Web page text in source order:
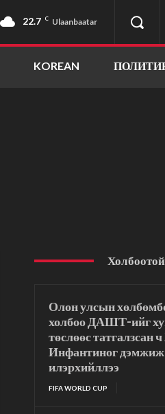
22.7 C Ulaanbaatar
KOREAN
Холбоотой
Олон улсын
холбоо ДАШТ-ийг
төслөөс татгалзсан
Инфантиног дэмжиж
илэрхийллээ
FIFA WORLD CUP